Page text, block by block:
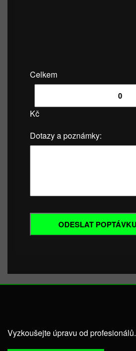
Celkem
Kč
Dotazy a poznámky:
Vyzkoušejte úpravu od profesionálů.